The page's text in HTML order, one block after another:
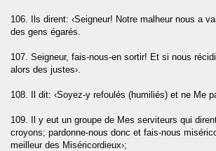
106. Ils dirent: ‹Seigneur! Notre malheur nous a
des gens égarés.
107. Seigneur, fais-nous-en sortir! Et si nous
alors des justes›.
108. Il dit: ‹Soyez-y refoulés (humiliés) et ne Me
109. Il y eut un groupe de Mes serviteurs qui
croyons; pardonne-nous donc et fais-nous
meilleur des Miséricordieux›;